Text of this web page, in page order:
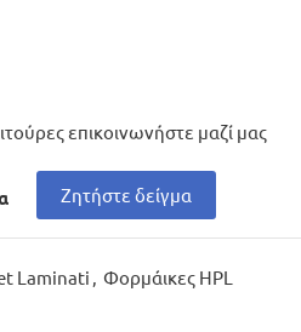
επικοινωνήστε μαζί μας
Ζητήστε δείγμα
Laminati , Φορμάικες HPL